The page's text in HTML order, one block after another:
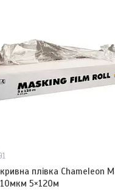
плівка Chameleon
5×120м